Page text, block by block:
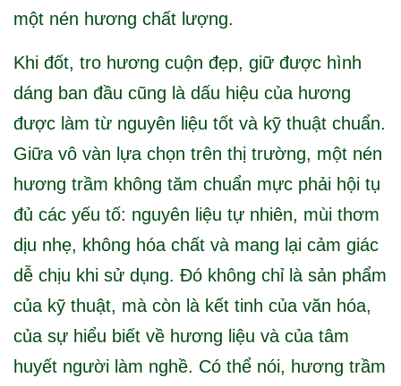
một nén hương chất lượng.
Khi đốt, tro hương cuộn đẹp, giữ được hình
dáng ban đầu cũng là dấu hiệu của hương
được làm từ nguyên liệu tốt và kỹ thuật chuẩn.
Giữa vô vàn lựa chọn trên thị trường, một nén
hương trầm không tăm chuẩn mực phải hội tụ
đủ các yếu tố: nguyên liệu tự nhiên, mùi thơm
dịu nhẹ, không hóa chất và mang lại cảm giác
dễ chịu khi sử dụng. Đó không chỉ là sản phẩm
của kỹ thuật, mà còn là kết tinh của văn hóa,
của sự hiểu biết về hương liệu và của tâm
huyết người làm nghề. Có thể nói, hương trầm